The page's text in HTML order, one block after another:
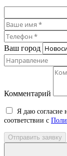
Ваш город
Комментарий
Я даю согласие
соответствии с
Отправить заявку